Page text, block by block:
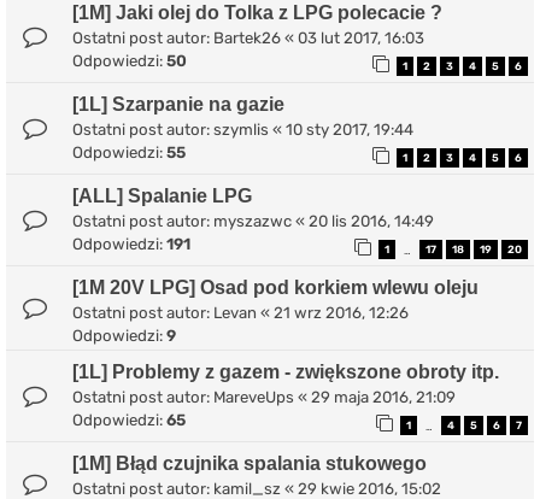
[1M] Jaki olej do Tolka z LPG polecacie ?
Ostatni post autor: Bartek26 « 03 lut 2017, 16:03
Odpowiedzi: 50 1 2 3 4 5 6
[1L] Szarpanie na gazie
Ostatni post autor: szymlis « 10 sty 2017, 19:44
Odpowiedzi: 55 1 2 3 4 5 6
[ALL] Spalanie LPG
Ostatni post autor: myszazwc « 20 lis 2016, 14:49
Odpowiedzi: 191 1 17 18 19 20
[1M 20V LPG] Osad pod korkiem wlewu oleju
Ostatni post autor: Levan « 21 wrz 2016, 12:26
Odpowiedzi: 9
[1L] Problemy z gazem - zwiększone obroty itp.
Ostatni post autor: MareveUps « 29 maja 2016, 21:09
Odpowiedzi: 65 1 4 5 6 7
[1M] Błąd czujnika spalania stukowego
Ostatni post autor: kamil_sz « 29 kwie 2016, 15:02